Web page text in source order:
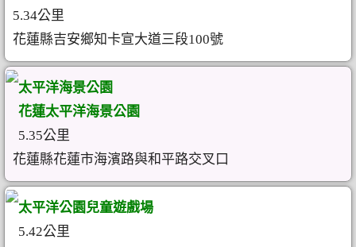
5.34公里
花蓮縣吉安鄉知卡宣大道三段100號
太平洋海景公園
花蓮太平洋海景公園
5.35公里
花蓮縣花蓮市海濱路與和平路交叉口
太平洋公園兒童遊戲場
5.42公里